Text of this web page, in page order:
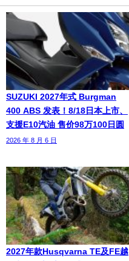
SUZUKI 2027年式 Burgman
400 ABS 发表！8/18日本上市、
支援E10汽油 售价98万100日圆
2026 年 8 月 6 日
2027年款Husqvarna TE及FE越